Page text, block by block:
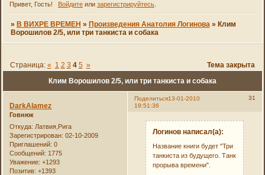
Привет, Гость! Войдитеили зарегистрируйтесь.
» В ВИХРЕ ВРЕМЕН » Произведения Анатолия Логинова » Клим
Ворошилов 2/5, или три танкиста и собака
Клим Ворошилов 2/5, или три танкиста и собака
Страница: « 1 2 3 4 5 » Тема закрыта
Поделиться 31
13-01-2010
19:51:36
DarkAlamez
Говнюк
Откуда: Латвия,Рига
Зарегистрирован: 02-10-2009
Приглашений: 0
Сообщений: 1775
Уважение: +1293
Позитив: +1393
Логинов написал(а):
Название книги будет "Три
танкиста из будущего. Танк
прорыва времени".